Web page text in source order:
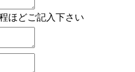
ほどご記入下さい